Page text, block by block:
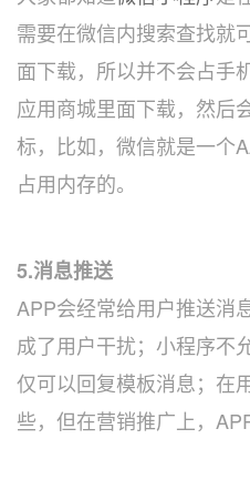
需要在微信内搜索查找就
面下载，所以并不会占手
应用商城里面下载，然后
标，比如，微信就是一个
占用内存的。
5.消息推送
APP会经常给用户推送消
成了用户干扰；小程序不
仅可以回复模板消息；在
些，但在营销推广上，